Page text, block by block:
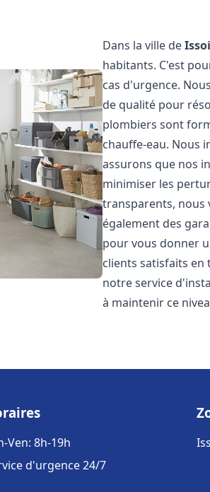
Dans la ville de
habitants. C'est
cas d'urgence.
de qualité pour
plombiers sont
chauffe-eau. Nous
assurons que nos
minimiser les
transparents, nous
également des
pour vous donner
clients satisfaits
notre service
à maintenir ce
Ven: 8h-19h
d'urgence 24/7